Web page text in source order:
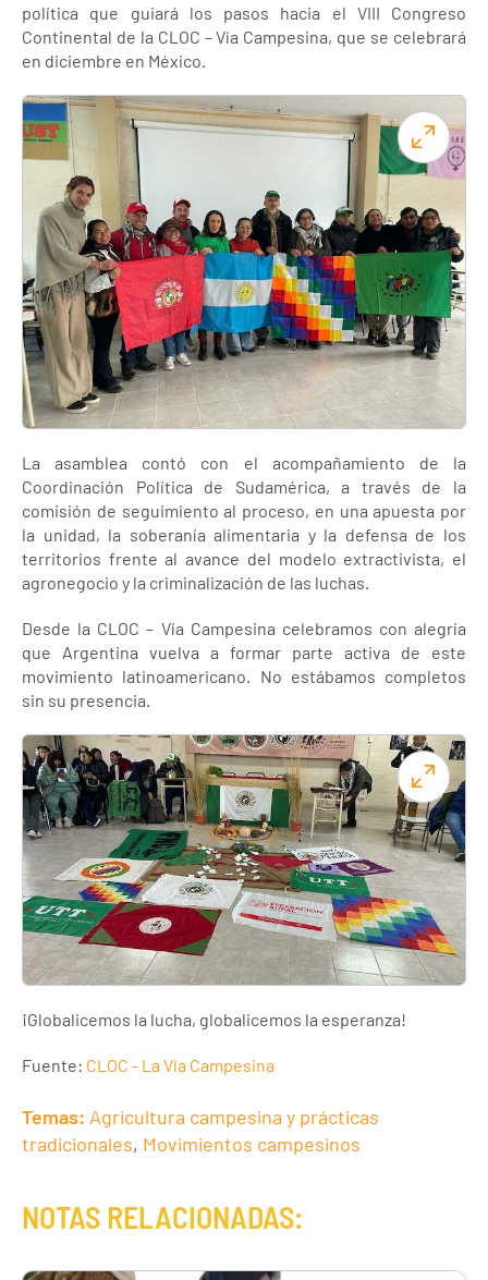
política que guiará los pasos hacia el VIII Congreso
Continental de la CLOC – Vía Campesina, que se celebrará
en diciembre en México.
La asamblea contó con el acompañamiento de la
Coordinación Política de Sudamérica, a través de la
comisión de seguimiento al proceso, en una apuesta por
la unidad, la soberanía alimentaria y la defensa de los
territorios frente al avance del modelo extractivista, el
agronegocio y la criminalización de las luchas.
Desde la CLOC – Vía Campesina celebramos con alegría
que Argentina vuelva a formar parte activa de este
movimiento latinoamericano. No estábamos completos
sin su presencia.
¡Globalicemos la lucha, globalicemos la esperanza!
Fuente: CLOC - La Vía Campesina
Temas: Agricultura campesina y prácticas
tradicionales, Movimientos campesinos
NOTAS RELACIONADAS: